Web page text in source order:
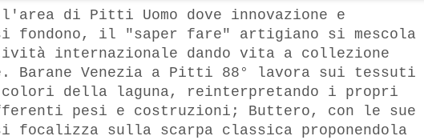
di Pitti Uomo dove innovazione e
fondono, il "saper fare" artigiano si mescola
internazionale dando vita a collezione
Barane Venezia a Pitti 88° lavora sui tessuti
della laguna, reinterpretando i propri
pesi e costruzioni; Buttero, con le sue
focalizza sulla scarpa classica proponendola